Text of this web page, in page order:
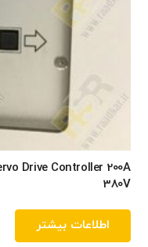
Drive Controller 200A
380V
اطلاعات بیشتر